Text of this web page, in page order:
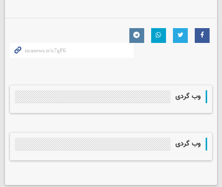
وب گردی
وب گردی